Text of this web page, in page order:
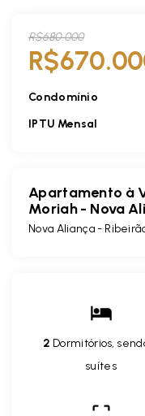
R$680.000
Condomínio
IPTU Mensal
Apartamento à
Moriah - Nova
Nova Aliança -
2 Dormitórios,
suítes